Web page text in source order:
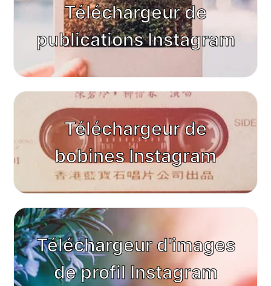
Téléchargeur de
publications Instagram
Téléchargeur de
bobines Instagram
Téléchargeur d'images
de profil Instagram